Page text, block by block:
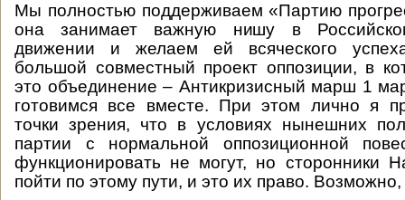
Мы полностью поддерживаем «Партию
она занимает важную нишу в
движении и желаем ей всяческого
большой совместный проект оппозиции, в
это объединение – Антикризисный марш 1
готовимся все вместе. При этом лично я
точки зрения, что в условиях нынешних
партии с нормальной оппозиционной
функционировать не могут, но сторонники
пойти по этому пути, и это их право.